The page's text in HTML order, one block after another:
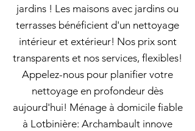
jardins ! Les maisons avec jardins ou
terrasses bénéficient d'un nettoyage
intérieur et extérieur! Nos prix sont
transparents et nos services, flexibles!
Appelez-nous pour planifier votre
nettoyage en profondeur dès
aujourd'hui! Ménage à domicile fiable
à Lotbinière: Archambault innove